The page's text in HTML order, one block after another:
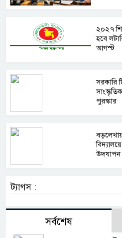
২০২৭
হবে
আগস্ট
সরকারি
পুরস্কার
উদযাপন
ট্যাগস :
সর্বশেষ